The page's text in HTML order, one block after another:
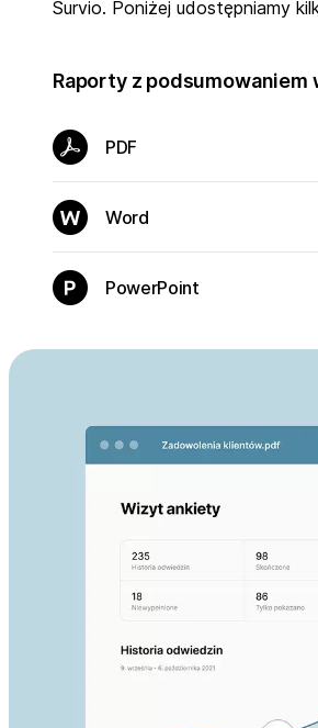
Survio. Poniżej udostępniamy
Raporty z podsumowaniem
PDF
Word
PowerPoint